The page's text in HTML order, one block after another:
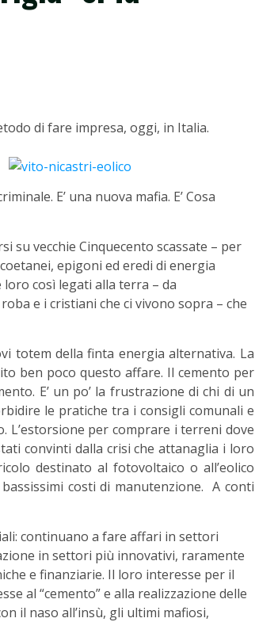
di fare impresa, oggi, in Italia.
E’ una nuova mafia. E’ Cosa
su vecchie Cinquecento scassate – per
epigoni ed eredi di energia
loro così legati alla terra – da
e i cristiani che ci vivono sopra – che
totem della finta energia alternativa. La
ben poco questo affare. Il cemento per
E’ un po’ la frustrazione di chi di un
le pratiche tra i consigli comunali e
L’estorsione per comprare i terreni dove
convinti dalla crisi che attanaglia i loro
destinato al fotovoltaico o all’eolico
costi di manutenzione. A conti
continuano a fare affari in settori
in settori più innovativi, raramente
e finanziarie. Il loro interesse per il
al “cemento” e alla realizzazione delle
il naso all’insù, gli ultimi mafiosi,